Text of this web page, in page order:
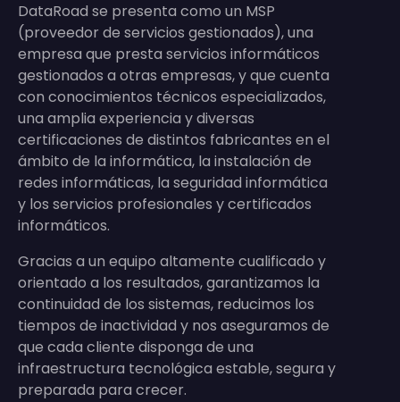
DataRoad se presenta como un MSP
(proveedor de servicios gestionados), una
empresa que presta servicios informáticos
gestionados a otras empresas, y que cuenta
con conocimientos técnicos especializados,
una amplia experiencia y diversas
certificaciones de distintos fabricantes en el
ámbito de la informática, la instalación de
redes informáticas, la seguridad informática
y los servicios profesionales y certificados
informáticos.
Gracias a un equipo altamente cualificado y
orientado a los resultados, garantizamos la
continuidad de los sistemas, reducimos los
tiempos de inactividad y nos aseguramos de
que cada cliente disponga de una
infraestructura tecnológica estable, segura y
preparada para crecer.